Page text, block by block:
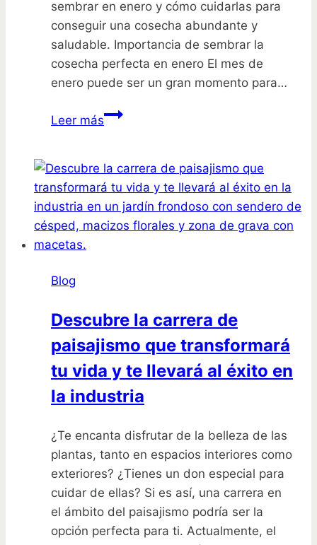
sembrar en enero y cómo cuidarlas para
conseguir una cosecha abundante y
saludable. Importancia de sembrar la
cosecha perfecta en enero El mes de
enero puede ser un gran momento para…
Leer másSiembra
perfecta
en
enero:
Guía
huerta
Blog
Descubre la carrera de
paisajismo que transformará
tu vida y te llevará al éxito en
la industria
¿Te encanta disfrutar de la belleza de las
plantas, tanto en espacios interiores como
exteriores? ¿Tienes un don especial para
cuidar de ellas? Si es así, una carrera en
el ámbito del paisajismo podría ser la
opción perfecta para ti. Actualmente, el